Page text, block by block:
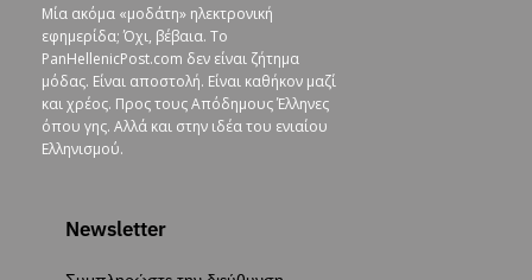
Μία ακόμα «μοδάτη» ηλεκτρονική
εφημερίδα; Όχι, βέβαια. To
PanHellenicPost.com δεν είναι ζήτημα
μόδας. Είναι αποστολή. Είναι καθήκον μαζί
και χρέος. Προς τους Απόδημους Έλληνες
όπου γης. Αλλά και στην ιδέα του ενιαίου
Ελληνισμού.
Newsletter